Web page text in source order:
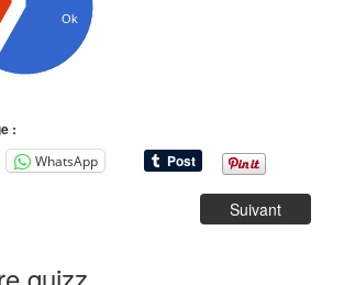
Ok
:
WhatsApp
Suivant